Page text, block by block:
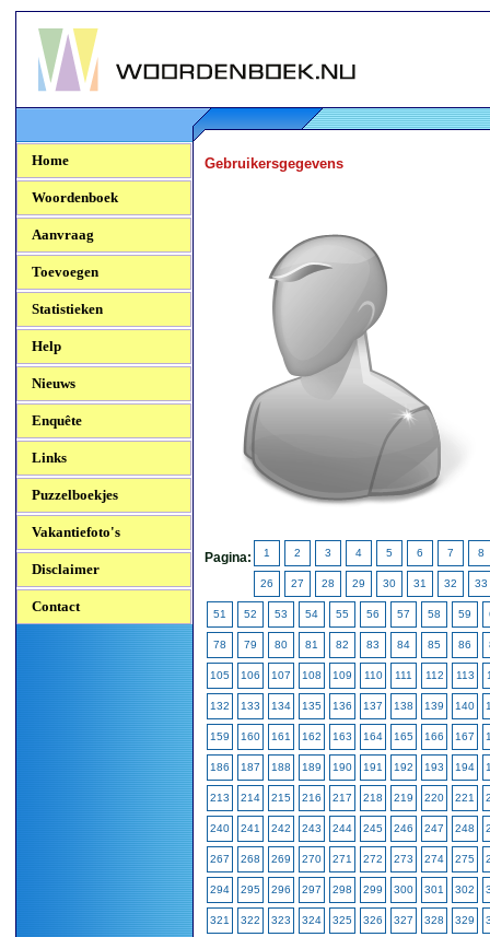
Woordenboek.NU
Home
Woordenboek
Aanvraag
Toevoegen
Statistieken
Help
Nieuws
Enquête
Links
Puzzelboekjes
Vakantiefoto's
Disclaimer
Contact
Gebruikersgegevens
Pagina: 1 2 3 4 5 6 7 8
26 27 28 29 30 31 32 33
51 52 53 54 55 56 57 58 59
78 79 80 81 82 83 84 85 86
105 106 107 108 109 110 111 112 113
132 133 134 135 136 137 138 139 140
159 160 161 162 163 164 165 166 167
186 187 188 189 190 191 192 193 194
213 214 215 216 217 218 219 220 221
240 241 242 243 244 245 246 247 248
267 268 269 270 271 272 273 274 275
294 295 296 297 298 299 300 301 302
321 322 323 324 325 326 327 328 329